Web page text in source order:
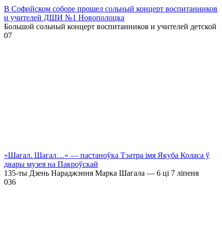
В Софийском соборе прошел сольный концерт воспитанников
и учителей ДШИ №1 Новополоцка
Большой сольный концерт воспитанников и учителей детской
07
«Шагал. Шагал…» — пастаноўка Тэатра імя Якуба Коласа ў
двары музея на Пакроўскай
135-ты Дзень Нараджэння Марка Шагала — 6 ці 7 ліпеня
036